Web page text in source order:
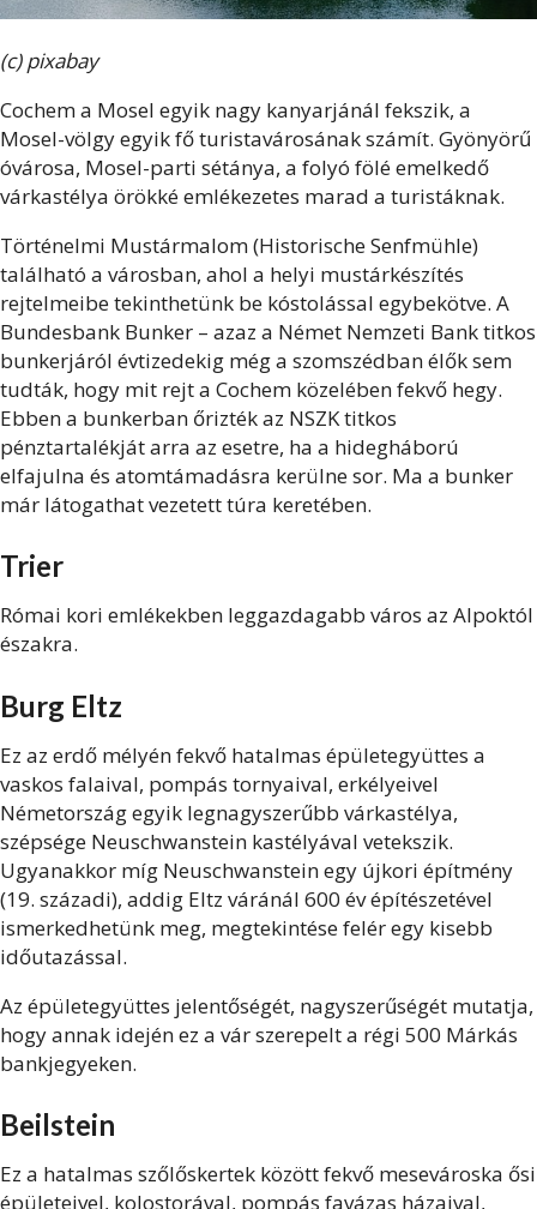
(c) pixabay
Cochem a Mosel egyik nagy kanyarjánál fekszik, a
Mosel-völgy egyik fő turistavárosának számít. Gyönyörű
óvárosa, Mosel-parti sétánya, a folyó fölé emelkedő
várkastélya örökké emlékezetes marad a turistáknak.
Történelmi Mustármalom (Historische Senfmühle)
található a városban, ahol a helyi mustárkészítés
rejtelmeibe tekinthetünk be kóstolással egybekötve. A
Bundesbank Bunker – azaz a Német Nemzeti Bank titkos
bunkerjáról évtizedekig még a szomszédban élők sem
tudták, hogy mit rejt a Cochem közelében fekvő hegy.
Ebben a bunkerban őrizték az NSZK titkos
pénztartalékját arra az esetre, ha a hidegháború
elfajulna és atomtámadásra kerülne sor. Ma a bunker
már látogathat vezetett túra keretében.
Trier
Római kori emlékekben leggazdagabb város az Alpoktól
északra.
Burg Eltz
Ez az erdő mélyén fekvő hatalmas épületegyüttes a
vaskos falaival, pompás tornyaival, erkélyeivel
Németország egyik legnagyszerűbb várkastélya,
szépsége Neuschwanstein kastélyával vetekszik.
Ugyanakkor míg Neuschwanstein egy újkori építmény
(19. századi), addig Eltz váránál 600 év építészetével
ismerkedhetünk meg, megtekintése felér egy kisebb
időutazással.
Az épületegyüttes jelentőségét, nagyszerűségét mutatja,
hogy annak idején ez a vár szerepelt a régi 500 Márkás
bankjegyeken.
Beilstein
Ez a hatalmas szőlőskertek között fekvő mesevároska ősi
épületeivel, kolostorával, pompás favázas házaival,